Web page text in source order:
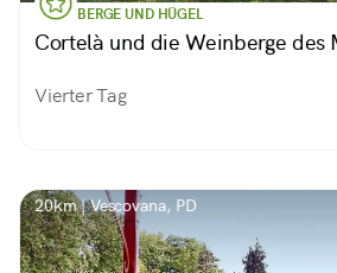
BERGE UND HÜGEL
Cortelà und die Weinberge des
Vierter Tag
20km | Vescovana, PD